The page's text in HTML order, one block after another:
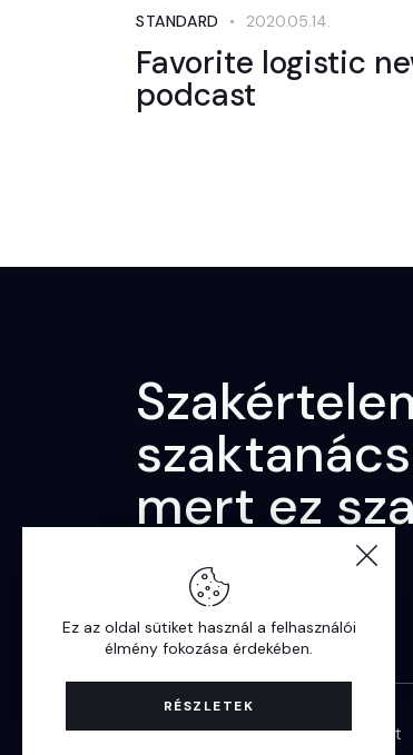
STANDARD 2020.05.14.
Favorite logistic
podcast
mert ez
Hírek Adatvédelmi nyilatkozat
Ez az oldal sütiket használ a felhasználói
élmény fokozása érdekében.
RÉSZLETEK